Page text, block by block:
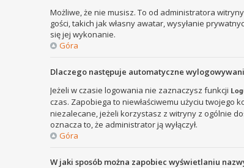
Możliwe, że nie musisz. To od administratora
gości, takich jak własny awatar, wysyłanie
się jej wykonanie.
Góra
Dlaczego następuje automatyczne
Jeżeli w czasie logowania nie zaznaczysz funkcji
czas. Zapobiega to niewłaściwemu użyciu
niezalecane, jeżeli korzystasz z witryny z ogólnie
oznacza to, że administrator ją wyłączył.
Góra
W jaki sposób można zapobiec wyświetlaniu